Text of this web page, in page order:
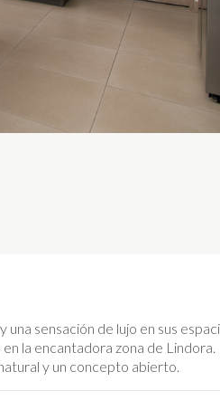
sensación de lujo en sus
la encantadora zona de Lindora.
y un concepto abierto.